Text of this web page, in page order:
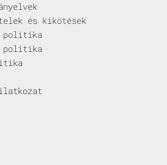
és kikötések
politika
politika